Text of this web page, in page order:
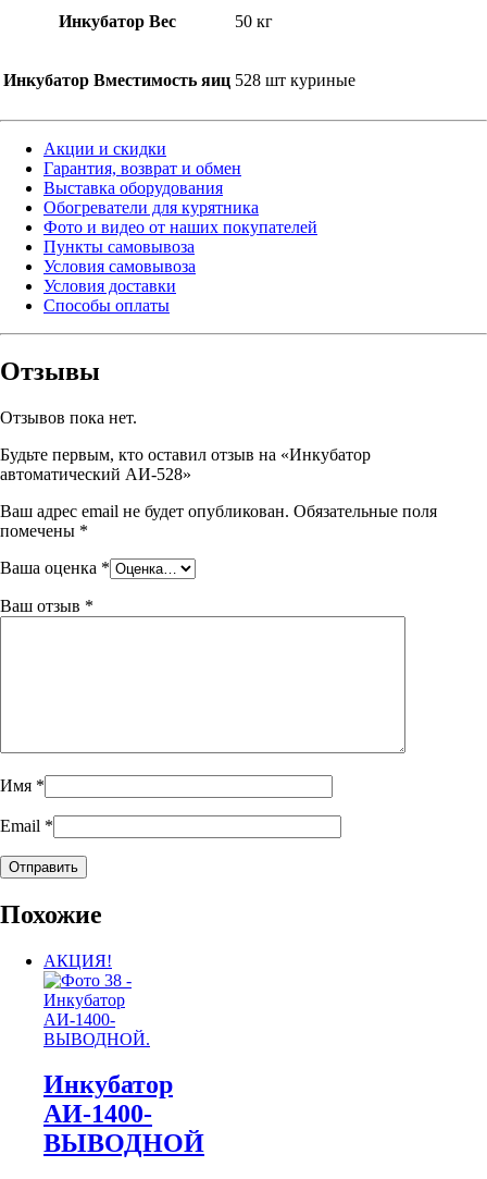
Инкубатор Вес 50 кг
Инкубатор Вместимость яиц 528 шт куриные
Акции и скидки
Гарантия, возврат и обмен
Выставка оборудования
Обогреватели для курятника
Фото и видео от наших покупателей
Пункты самовывоза
Условия самовывоза
Условия доставки
Способы оплаты
Отзывы
Отзывов пока нет.
Будьте первым, кто оставил отзыв на «Инкубатор
автоматический АИ-528»
Ваш адрес email не будет опубликован. Обязательные поля
помечены *
Ваша оценка *
Ваш отзыв *
Имя *
Email *
Похожие
АКЦИЯ!
Инкубатор
АИ-1400-
ВЫВОДНОЙ